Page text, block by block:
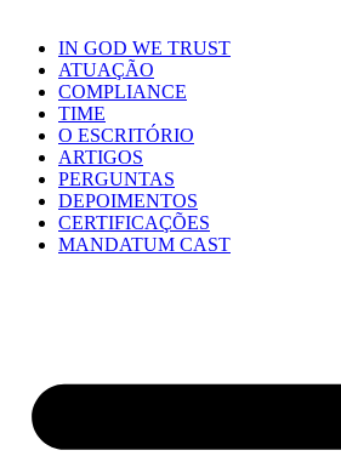
IN GOD WE TRUST
ATUAÇÃO
COMPLIANCE
TIME
O ESCRITÓRIO
ARTIGOS
PERGUNTAS
DEPOIMENTOS
CERTIFICAÇÕES
MANDATUM CAST